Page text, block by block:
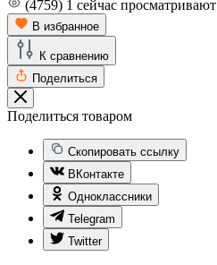
(4759) 1 сейчас просматривают
В избранное
К сравнению
Поделиться
Поделиться товаром
Скопировать ссылку
ВКонтакте
Одноклассники
Telegram
Twitter